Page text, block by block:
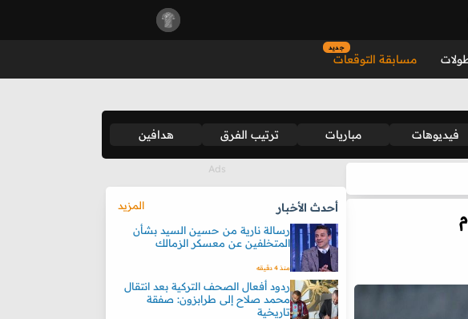
مسابقة التوقعات
جديد
فيديوهات مباريات ترتيب الفرق هدافين
أحدث الأخبار
المزيد
رسالة نارية من حسين السيد بشأن
المتخلفين عن معسكر الزمالك
منذ 4 دقيقه
ردود أفعال الصحف التركية بعد انتقال
محمد صلاح إلى طرابزون: صفقة
تاريخية